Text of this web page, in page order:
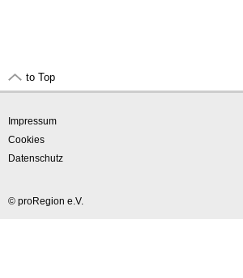
to Top
Impressum
Cookies
Datenschutz
© proRegion e.V.